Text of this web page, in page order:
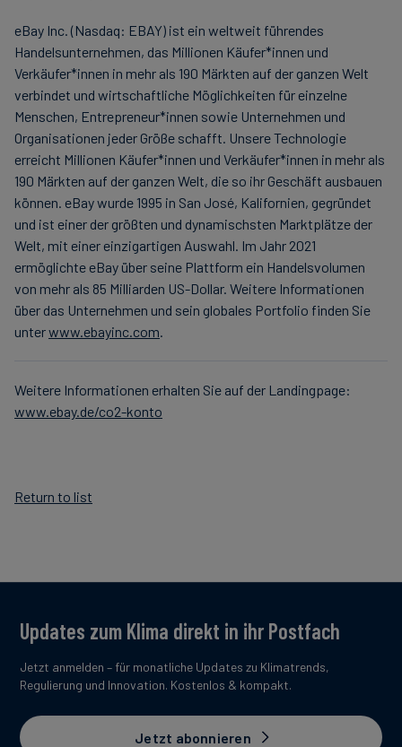
eBay Inc. (Nasdaq: EBAY) ist ein weltweit führendes
Handelsunternehmen, das Millionen Käufer*innen und
Verkäufer*innen in mehr als 190 Märkten auf der ganzen Welt
verbindet und wirtschaftliche Möglichkeiten für einzelne
Menschen, Entrepreneur*innen sowie Unternehmen und
Organisationen jeder Größe schafft. Unsere Technologie
erreicht Millionen Käufer*innen und Verkäufer*innen in mehr als
190 Märkten auf der ganzen Welt, die so ihr Geschäft ausbauen
können. eBay wurde 1995 in San José, Kalifornien, gegründet
und ist einer der größten und dynamischsten Marktplätze der
Welt, mit einer einzigartigen Auswahl. Im Jahr 2021
ermöglichte eBay über seine Plattform ein Handelsvolumen
von mehr als 85 Milliarden US-Dollar. Weitere Informationen
über das Unternehmen und sein globales Portfolio finden Sie
unterwww.ebayinc.com.
Weitere Informationen erhalten Sie auf der Landingpage:
www.ebay.de/co2-konto
Return to list
Updates zum Klima direkt in ihr Postfach
Jetzt anmelden – für monatliche Updates zu Klimatrends,
Regulierung und Innovation. Kostenlos & kompakt.
Jetzt abonnieren